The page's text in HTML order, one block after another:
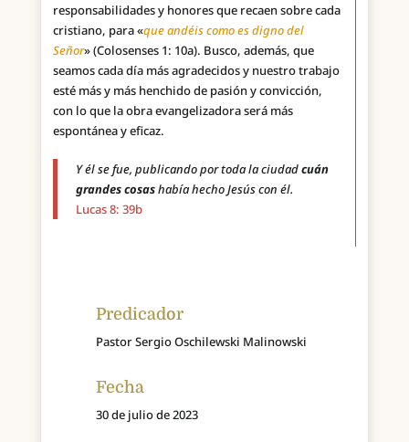
responsabilidades y honores que recaen sobre cada
cristiano, para «que andéis como es digno del
Señor» (Colosenses 1: 10a). Busco, además, que
seamos cada día más agradecidos y nuestro trabajo
esté más y más henchido de pasión y convicción,
con lo que la obra evangelizadora será más
espontánea y eficaz.
Y él se fue, publicando por toda la ciudadcuán
grandes cosashabía hecho Jesús con él.
Lucas 8: 39b
Predicador
Pastor Sergio Oschilewski Malinowski
Fecha
30 de julio de 2023